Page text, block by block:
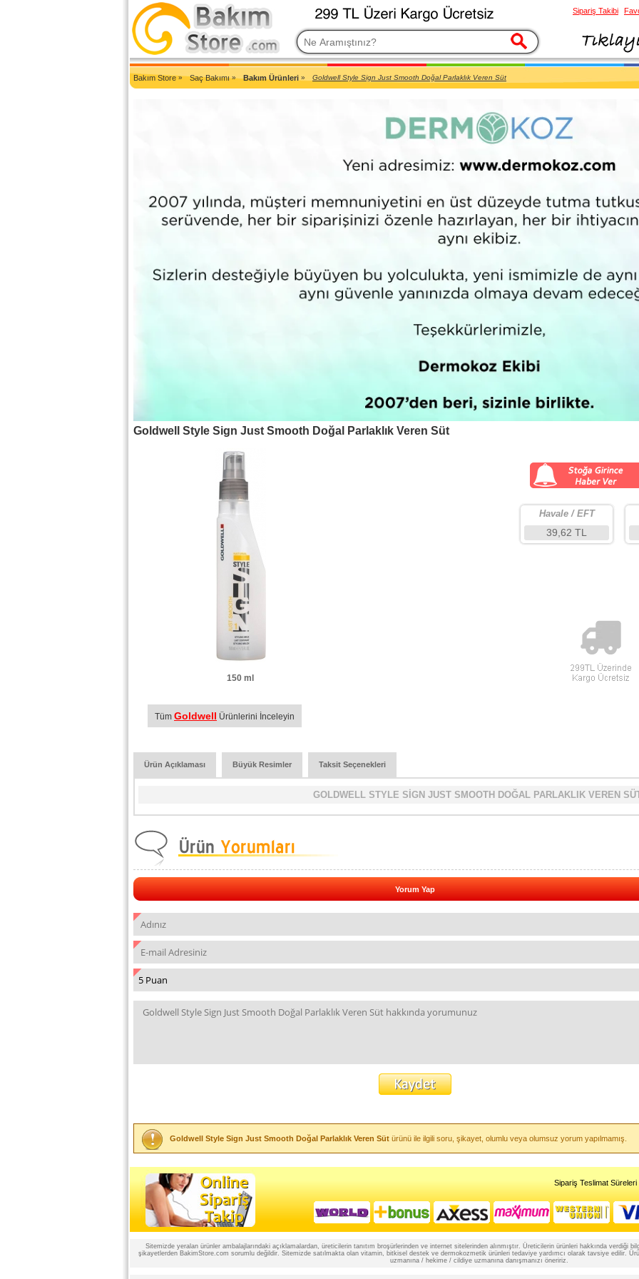
2007'den Beri Türkiye'nin En Güncel Bakım Ürünleri Eczane Sitesi
Bakım Store» Saç Bakımı» Bakım Ürünleri » Goldwell Style Sign Just Smooth Doğal Parlaklık Veren Süt
Goldwell Style Sign Just Smooth Doğal Parlaklık Veren Süt
150 ml
Havale / EFT
39,62 TL
Tüm Goldwell Ürünlerini İnceleyin
Ürün Açıklaması Büyük Resimler Taksit Seçenekleri
GOLDWELL STYLE SİGN JUST SMOOTH DOĞAL PARLAKLIK VEREN
Yorum Yap
Goldwell Style Sign Just Smooth Doğal Parlaklık Veren Süt ürünü ile ilgili soru, şikayet, olumlu veya olumsuz yorum yapılmamış.
Sipariş Teslimat Süreleri
Sitemizde yeralan ürünler ambalajlarındaki açıklamalardan, üreticilerin tanıtım broşürlerinden ve internet sitelerinden alınmıştır. Üreticilerin ürünleri hakkında verdiği
şikayetlerden BakimStore.com sorumlu değildir. Sitemizde satılmakta olan vitamin, bitkisel destek ve dermokozmetik ürünleri tedaviye yardımcı olarak tavsiye edilir.
uzmanına / hekime / cildiye uzmanına danışmanızı öneririz.
Sipariş Takibi